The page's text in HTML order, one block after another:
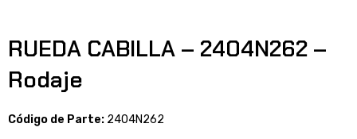
RUEDA CABILLA – 2404N262 –
Rodaje
Código de Parte: 2404N262